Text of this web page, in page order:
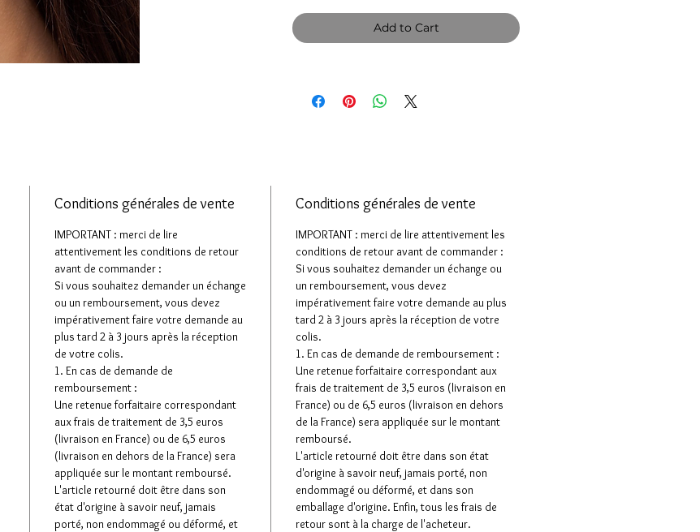
Add to Cart
Conditions générales de vente
IMPORTANT : merci de lire
attentivement les conditions de retour
avant de commander :
Si vous souhaitez demander un échange
ou un remboursement, vous devez
impérativement faire votre demande au
plus tard 2 à 3 jours après la réception
de votre colis.
1. En cas de demande de
remboursement :
Une retenue forfaitaire correspondant
aux frais de traitement de 3,5 euros
(livraison en France) ou de 6,5 euros
(livraison en dehors de la France) sera
appliquée sur le montant remboursé.
L'article retourné doit être dans son
état d'origine à savoir neuf, jamais
porté, non endommagé ou déformé, et
Conditions générales de vente
IMPORTANT : merci de lire attentivement les
conditions de retour avant de commander :
Si vous souhaitez demander un échange ou
un remboursement, vous devez
impérativement faire votre demande au plus
tard 2 à 3 jours après la réception de votre
colis.
1. En cas de demande de remboursement :
Une retenue forfaitaire correspondant aux
frais de traitement de 3,5 euros (livraison en
France) ou de 6,5 euros (livraison en dehors
de la France) sera appliquée sur le montant
remboursé.
L'article retourné doit être dans son état
d'origine à savoir neuf, jamais porté, non
endommagé ou déformé, et dans son
emballage d'origine. Enfin, tous les frais de
retour sont à la charge de l'acheteur.